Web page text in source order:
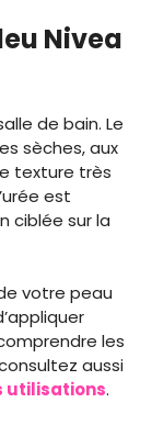
Nivea
de bain. Le
sèches, aux
texture très
est
ciblée sur la
votre peau
les
aussi
utilisations.